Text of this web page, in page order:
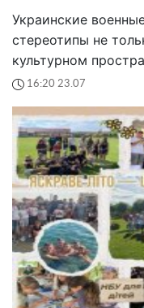
Украинские
стереотипы не
культурном
16:20 23.07